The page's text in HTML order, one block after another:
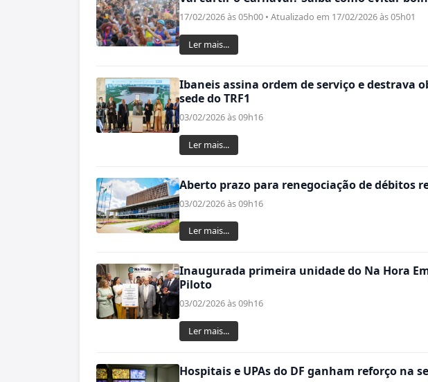
17/02/2026 às 05h00 • Atualizado em 17/02/2026 às 05h01
Ler mais...
Ibaneis assina ordem de serviço e destrava
sede do TRF1
03/02/2026 às 09h16
Ler mais...
Aberto prazo para renegociação de débitos
03/02/2026 às 09h16
Ler mais...
Inaugurada primeira unidade do Na Hora
Piloto
03/02/2026 às 09h16
Ler mais...
Hospitais e UPAs do DF ganham reforço na